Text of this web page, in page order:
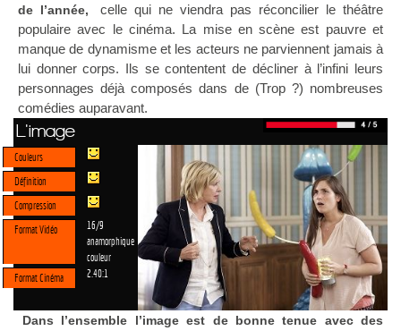
de l’année,
celle qui ne viendra pas réconcilier le théâtre
populaire avec le cinéma. La mise en scène est pauvre et
manque de dynamisme et les acteurs ne parviennent jamais à
lui donner corps. Ils se contentent de décliner à l’infini leurs
personnages déjà composés dans de (Trop ?) nombreuses
comédies auparavant.
L'image
Couleurs
Définition
Compression
Format Vidéo
16/9
anamorphique
couleur
Format Cinéma
2.40:1
Dans l’ensemble l’image est de bonne tenue avec des